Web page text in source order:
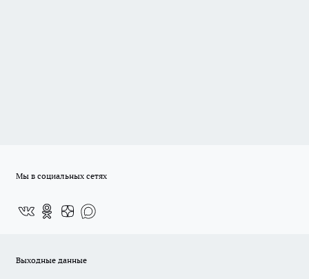
Мы в социальных сетях
Выходные данные